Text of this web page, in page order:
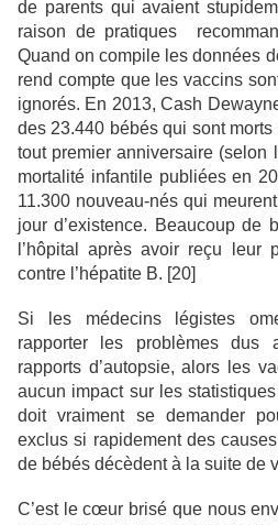
de parents qui avaient
raison de pratiques
Quand on compile les données
rend compte que les vaccins
ignorés. En 2013, Cash
des 23.440 bébés qui sont
tout premier anniversaire (selon
mortalité infantile publiées en
11.300 nouveau-nés qui
jour d’existence. Beaucoup de
l’hôpital après avoir reçu leur
contre l’hépatite B. [20]
Si les médecins légistes
rapporter les problèmes dus
rapports d’autopsie, alors les
aucun impact sur les
doit vraiment se demander
exclus si rapidement des
de bébés décèdent à la suite de
C’est le cœur brisé que nous